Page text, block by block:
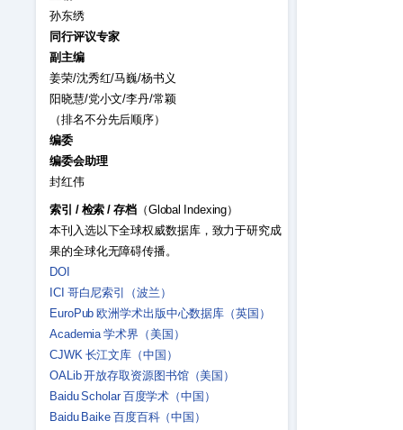
孙东绣
同行评议专家
副主编
姜荣/沈秀红/马巍/杨书义
阳晓慧/党小文/李丹/常颖
（排名不分先后顺序）
编委
编委会助理
封红伟
索引 / 检索 /存档（Global Indexing）
本刊入选以下全球权威数据库，致力于研究成
果的全球化无障碍传播。
DOI
ICI 哥白尼索引（波兰）
EuroPub 欧洲学术出版中心数据库（英国）
Academia 学术界（美国）
CJWK 长江文库（中国）
OALib 开放存取资源图书馆（美国）
Baidu Scholar 百度学术（中国）
Baidu Baike 百度百科（中国）